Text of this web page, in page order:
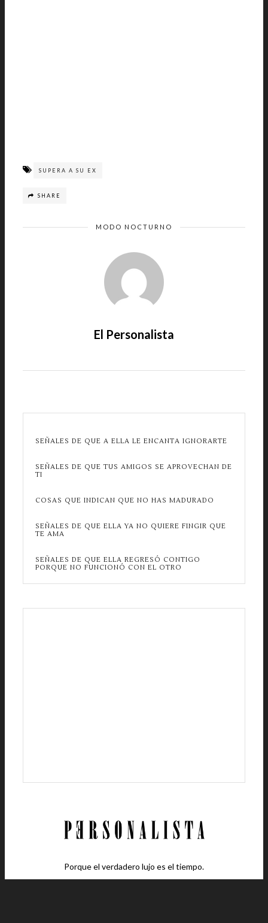
SUPERA A SU EX
SHARE
MODO NOCTURNO
El Personalista
SEÑALES DE QUE A ELLA LE ENCANTA IGNORARTE
SEÑALES DE QUE TUS AMIGOS SE APROVECHAN DE
TI
COSAS QUE INDICAN QUE NO HAS MADURADO
SEÑALES DE QUE ELLA YA NO QUIERE FINGIR QUE
TE AMA
SEÑALES DE QUE ELLA REGRESÓ CONTIGO
PORQUE NO FUNCIONÓ CON EL OTRO
Porque el verdadero lujo es el tiempo.